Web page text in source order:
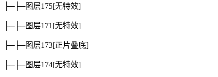
├─├─图层175[无特效]
├─├─图层171[无特效]
├─├─图层173[正片叠底]
├─├─图层174[无特效]